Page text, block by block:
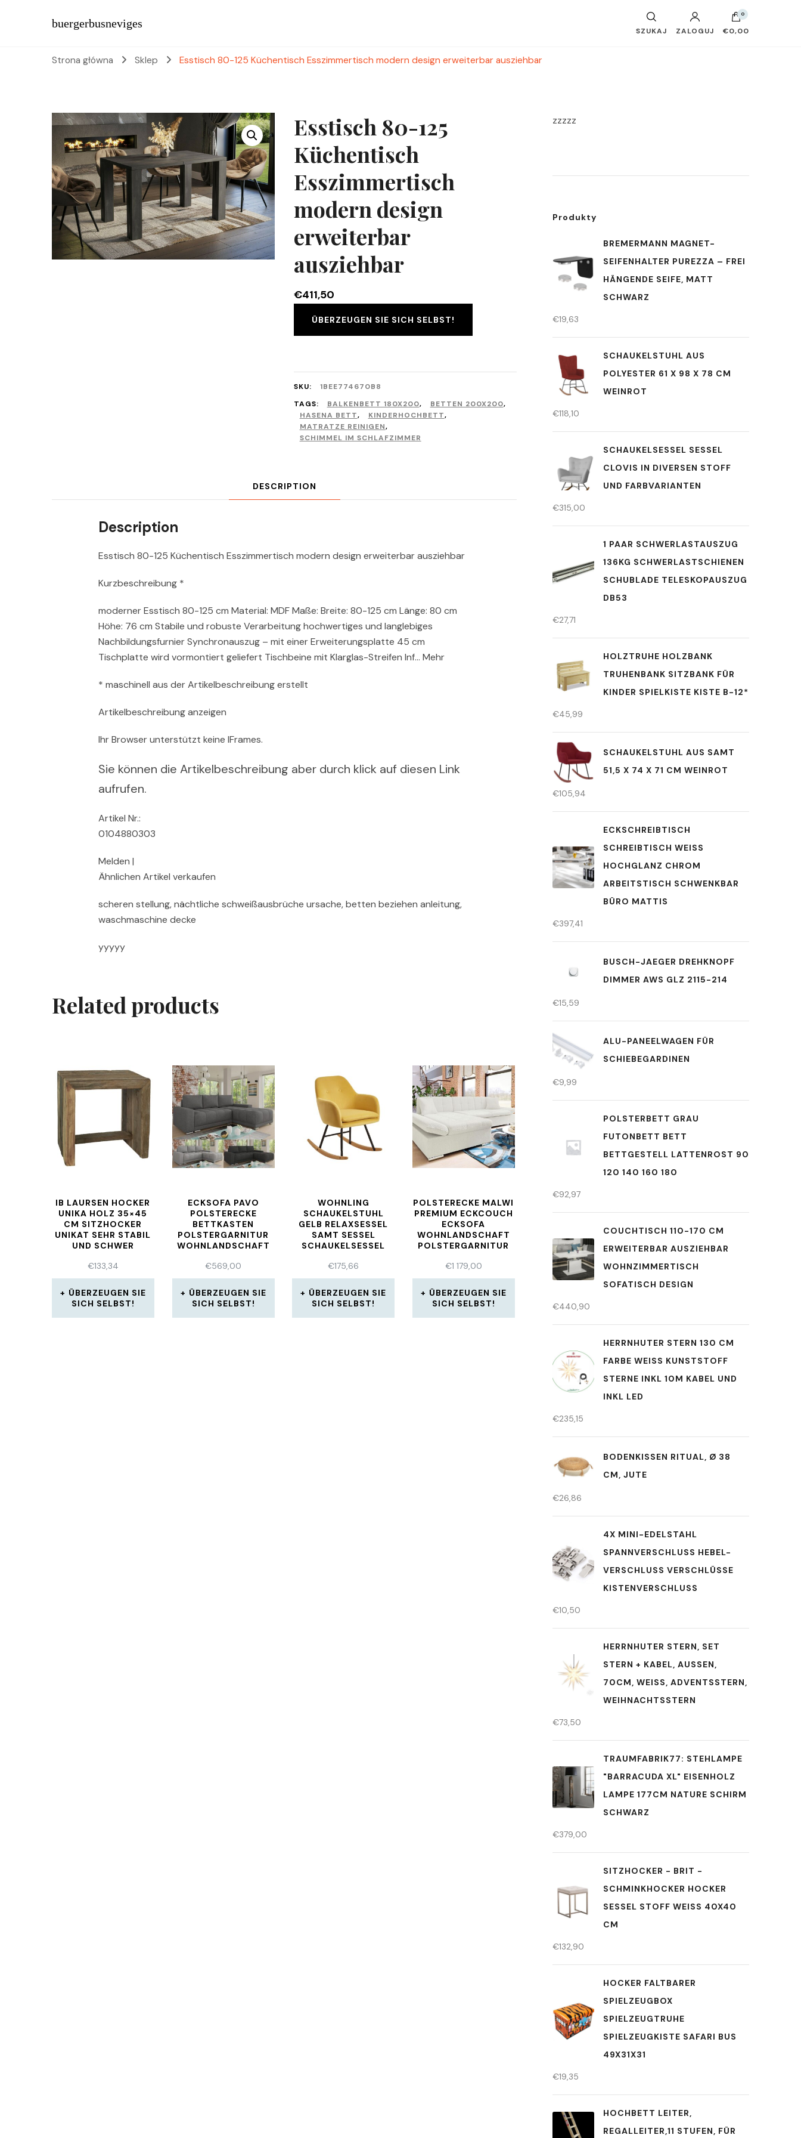
buergerbusneviges
SZUKAJ ZALOGUJ
0
€0,00
Strona główna Sklep Esstisch 80-125 Küchentisch Esszimmertisch modern design erweiterbar ausziehbar
Esstisch 80-125
Küchentisch
Esszimmertisch
modern design
erweiterbar
ausziehbar
€411,50
ÜBERZEUGEN SIE SICH SELBST!
SKU:
1BEE774670B8
TAGS:
BALKENBETT 180X200, BETTEN 200X200,
HASENA BETT, KINDERHOCHBETT,
MATRATZE REINIGEN,
SCHIMMEL IM SCHLAFZIMMER
DESCRIPTION
Description
Esstisch 80-125 Küchentisch Esszimmertisch modern design erweiterbar ausziehbar
Kurzbeschreibung *
moderner Esstisch 80-125 cm Material: MDF Maße: Breite: 80-125 cm Länge: 80 cm
Höhe: 76 cm Stabile und robuste Verarbeitung hochwertiges und langlebiges
Nachbildungsfurnier Synchronauszug – mit einer Erweiterungsplatte 45 cm
Tischplatte wird vormontiert geliefert Tischbeine mit Klarglas-Streifen Inf… Mehr
* maschinell aus der Artikelbeschreibung erstellt
Artikelbeschreibung anzeigen
Ihr Browser unterstützt keine IFrames.
Sie können die Artikelbeschreibung aber durch klick auf diesen Link
aufrufen.
Artikel Nr.:
0104880303
Melden |
Ähnlichen Artikel verkaufen
scheren stellung, nächtliche schweißausbrüche ursache, betten beziehen anleitung,
waschmaschine decke
yyyyy
Related products
IB LAURSEN HOCKER
UNIKA HOLZ 35×45
CM SITZHOCKER
UNIKAT SEHR STABIL
UND SCHWER
€133,34
ÜBERZEUGEN SIE
SICH SELBST!
ECKSOFA PAVO
POLSTERECKE
BETTKASTEN
POLSTERGARNITUR
WOHNLANDSCHAFT
€569,00
ÜBERZEUGEN SIE
SICH SELBST!
WOHNLING
SCHAUKELSTUHL
GELB RELAXSESSEL
SAMT SESSEL
SCHAUKELSESSEL
€175,66
ÜBERZEUGEN SIE
SICH SELBST!
POLSTERECKE MALWI
PREMIUM ECKCOUCH
ECKSOFA
WOHNLANDSCHAFT
POLSTERGARNITUR
€1 179,00
ÜBERZEUGEN SIE
SICH SELBST!
zzzzz
Produkty
BREMERMANN MAGNET-
SEIFENHALTER PUREZZA – FREI
HÄNGENDE SEIFE, MATT
SCHWARZ
€19,63
SCHAUKELSTUHL AUS
POLYESTER 61 X 98 X 78 CM
WEINROT
€118,10
SCHAUKELSESSEL SESSEL
CLOVIS IN DIVERSEN STOFF
UND FARBVARIANTEN
€315,00
1 PAAR SCHWERLASTAUSZUG
136KG SCHWERLASTSCHIENEN
SCHUBLADE TELESKOPAUSZUG
DB53
€27,71
HOLZTRUHE HOLZBANK
TRUHENBANK SITZBANK FÜR
KINDER SPIELKISTE KISTE B-12*
€45,99
SCHAUKELSTUHL AUS SAMT
51,5 X 74 X 71 CM WEINROT
€105,94
ECKSCHREIBTISCH
SCHREIBTISCH WEISS H
OCHGLANZ CHROM A
RBEITSTISCH SCHWENKBAR B
ÜRO MATTIS
€397,41
BUSCH-JAEGER DREHKNOPF
DIMMER AWS GLZ 2115-214
€15,59
ALU-PANEELWAGEN FÜR
SCHIEBEGARDINEN
€9,99
POLSTERBETT GRAU
FUTONBETT BETT
BETTGESTELL LATTENROST 90
120 140 160 180
€92,97
COUCHTISCH 110-170 CM
ERWEITERBAR AUSZIEHBAR
WOHNZIMMERTISCH
SOFATISCH DESIGN
€440,90
HERRNHUTER STERN 130 CM
FARBE WEISS KUNSTSTOFF S
TERNE INKL 10M KABEL UND I
NKL LED
€235,15
BODENKISSEN RITUAL, Ø 38
CM, JUTE
€26,86
4X MINI-EDELSTAHL
SPANNVERSCHLUSS HEBEL-
VERSCHLUSS VERSCHLÜSSE
KISTENVERSCHLUSS
€10,50
HERRNHUTER STERN, SET
STERN + KABEL, AUSSEN, 7
0CM, WEISS, ADVENTSSTERN, WE
IHNACHTSSTERN
€73,50
TRAUMFABRIK77: STEHLAMPE
"BARRACUDA XL" EISENHOLZ
LAMPE 177CM NATURE SCHIRM
SCHWARZ
€379,00
SITZHOCKER - BRIT -
SCHMINKHOCKER HOCKER
SESSEL STOFF WEISS 40X40
CM
€132,90
HOCKER FALTBARER
SPIELZEUGBOX
SPIELZEUGTRUHE
SPIELZEUGKISTE SAFARI BUS
49X31X31
€19,35
HOCHBETT LEITER,
REGALLEITER,11 STUFEN, FÜR